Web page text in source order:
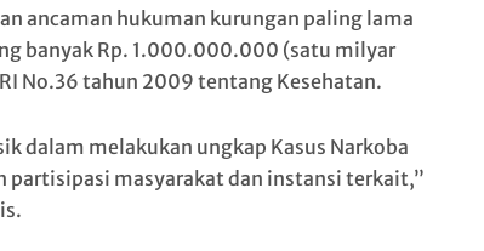
ancaman hukuman kurungan paling lama
banyak Rp. 1.000.000.000 (satu milyar
No.36 tahun 2009 tentang Kesehatan.
dalam melakukan ungkap Kasus Narkoba
partisipasi masyarakat dan instansi terkait,”